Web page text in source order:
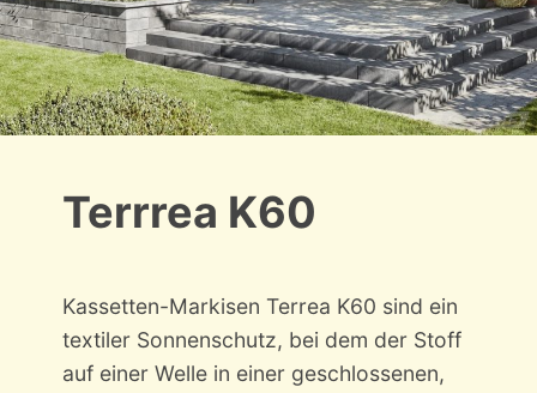
Terrrea K60
Kassetten-Markisen Terrea K60 sind ein
textiler Sonnenschutz, bei dem der Stoff
auf einer Welle in einer geschlossenen,